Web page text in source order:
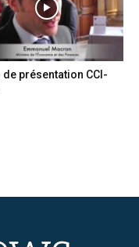
présentation CCI-